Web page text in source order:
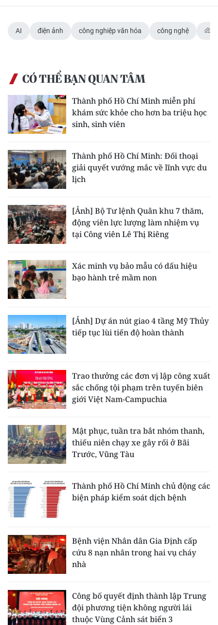
AI điện ảnh công nghiệp văn hóa công nghệ
CÓ THỂ BẠN QUAN TÂM
Thành phố Hồ Chí Minh miễn phí
khám sức khỏe cho hơn ba triệu học
sinh, sinh viên
Thành phố Hồ Chí Minh: Đối thoại
giải quyết vướng mắc về lĩnh vực du
lịch
[Ảnh] Bộ Tư lệnh Quân khu 7 thăm,
động viên lực lượng làm nhiệm vụ
tại Công viên Lê Thị Riêng
Xác minh vụ bảo mẫu có dấu hiệu
bạo hành trẻ mầm non
[Ảnh] Dự án nút giao 4 tầng Mỹ Thủy
tiếp tục lùi tiến độ hoàn thành
Trao thưởng các đơn vị lập công xuất
sắc chống tội phạm trên tuyến biên
giới Việt Nam-Campuchia
Mật phục, tuần tra bắt nhóm thanh,
thiếu niên chạy xe gây rối ở Bãi
Trước, Vũng Tàu
Thành phố Hồ Chí Minh chủ động các
biện pháp kiểm soát dịch bệnh
Bệnh viện Nhân dân Gia Định cấp
cứu 8 nạn nhân trong hai vụ cháy
nhà
Công bố quyết định thành lập Trung
đội phương tiện không người lái
thuộc Vùng Cảnh sát biển 3